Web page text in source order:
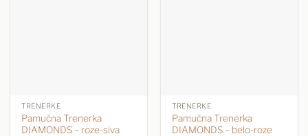
TRENERKE
Pamučna Trenerka
DIAMONDS – roze-siva
TRENERKE
Pamučna Trenerka
DIAMONDS – belo-roze